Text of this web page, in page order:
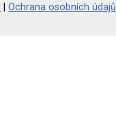
|Ochrana osobních údajů